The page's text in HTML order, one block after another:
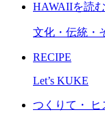
HAWAIIを読む
文化・伝統・
RECIPE
Let’s KUKE
つくりて・ ヒ